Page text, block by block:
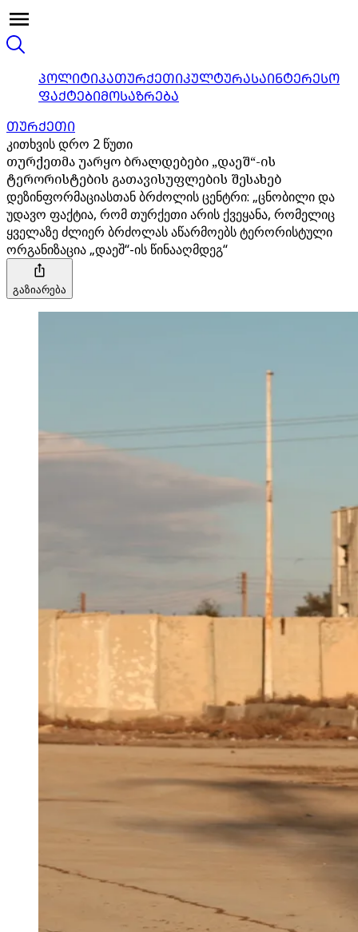
ᲞᲝᲚᲘᲢᲘᲙᲐᲗᲣᲠᲥᲔᲗᲘᲙᲣᲚᲢᲣᲠᲐᲡᲐᲘᲜᲢᲔᲠᲔᲡᲝ
ᲤᲐᲥᲢᲔᲑᲘᲛᲝᲡᲐᲖᲠᲔᲑᲐ
ᲗᲣᲠᲥᲔᲗᲘ
კითხვის დრო 2 წუთი
თურქეთმა უარყო ბრალდებები „დაეშ“-ის
ტერორისტების გათავისუფლების შესახებ
დეზინფორმაციასთან ბრძოლის ცენტრი: „ცნობილი და
უდავო ფაქტია, რომ თურქეთი არის ქვეყანა, რომელიც
ყველაზე ძლიერ ბრძოლას აწარმოებს ტერორისტული
ორგანიზაცია „დაეშ“-ის წინააღმდეგ“
გაზიარება